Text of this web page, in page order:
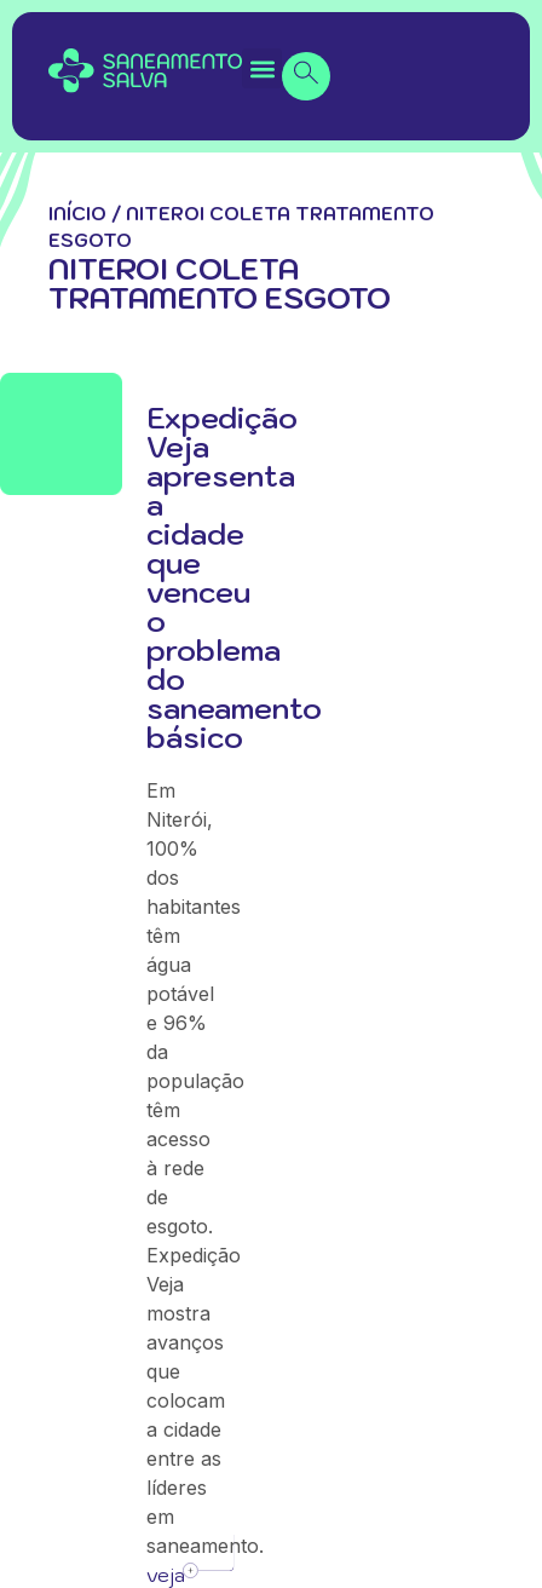
INÍCIO / NITEROI COLETA TRATAMENTO
ESGOTO
NITEROI COLETA
TRATAMENTO ESGOTO
Expedição
Veja
apresenta
a
cidade
que
venceu
o
problema
do
saneamento
básico
Em
Niterói,
100%
dos
habitantes
têm
água
potável
e 96%
da
população
têm
acesso
à rede
de
esgoto.
Expedição
Veja
mostra
avanços
que
colocam
a cidade
entre as
líderes
em
saneamento.
veja